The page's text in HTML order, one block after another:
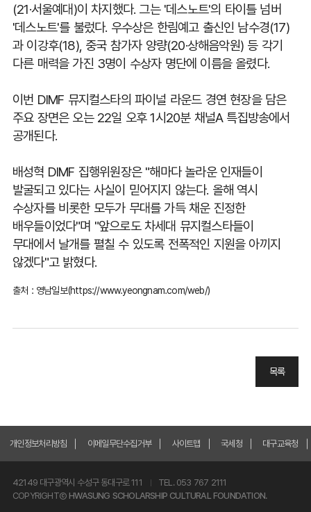
(21·서울예대)이 차지했다. 그는'데스노트'의 타이틀 넘버
'데스노트'를 불렀다. 우수상은 한림예고 출신인 남수경(17)
과 이강후(18), 중국 참가자 양량(20·상해음악원) 등 각기
다른 매력을 가진 3명이 수상자 명단에 이름을 올렸다.
이번 DIMF 뮤지컬스타의 파이널 라운드 경연 현장을 담은
주요 장면은 오는22일 오후1시 20분 채널A 특집방송에서
공개된다.
배성혁 DIMF 집행위원장은"해마다 놀라운 인재들이
발굴되고 있다는 사실이 믿어지지 않는다. 올해 역시
수상자를 비롯한 모두가 무대를 가득 채운 진정한
배우들이었다"며 "앞으로도 차세대 뮤지컬스타들이
무대에서 날개를 펼칠 수 있도록 전폭적인 지원을 아끼지
않겠다"고 밝혔다.
출처 : 영남일보(https://www.yeongnam.com/web/)
목록
개인정보처리방침 이메일무단수집거부 사이트맵 국세청 대구교육청
42149 대구광역시 수성구 동대구로 111
TEL. 053 767 2111
COPYRIGHTⒸ HWASUNG SCHOLARSHIP CULTURAL FOUNDATION.